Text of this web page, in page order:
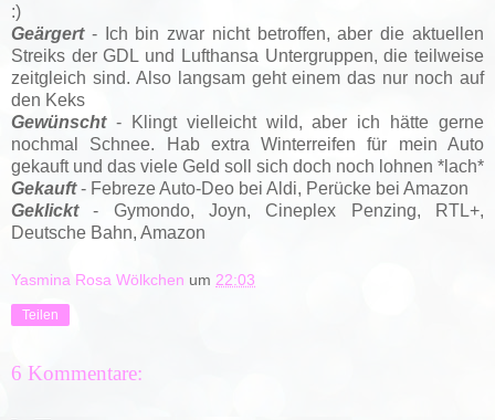
:)
Geärgert- Ich bin zwar nicht betroffen, aber die aktuellen
Streiks der GDL und Lufthansa Untergruppen, die teilweise
zeitgleich sind. Also langsam geht einem das nur noch auf
den Keks
Gewünscht- Klingt vielleicht wild, aber ich hätte gerne
nochmal Schnee. Hab extra Winterreifen für mein Auto
gekauft und das viele Geld soll sich doch noch lohnen *lach*
Gekauft- Febreze Auto-Deo bei Aldi, Perücke bei Amazon
Geklickt- Gymondo, Joyn, Cineplex Penzing, RTL+,
Deutsche Bahn, Amazon
Yasmina Rosa Wölkchen um 22:03
Teilen
6 Kommentare: